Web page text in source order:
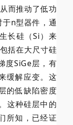
而推动了低功
n型器件，通
长硅（Si）来
括在大尺寸硅
度SiGe层，有
缓解应变。这
的低缺陷密度
这种硅层中的
所知，已经证